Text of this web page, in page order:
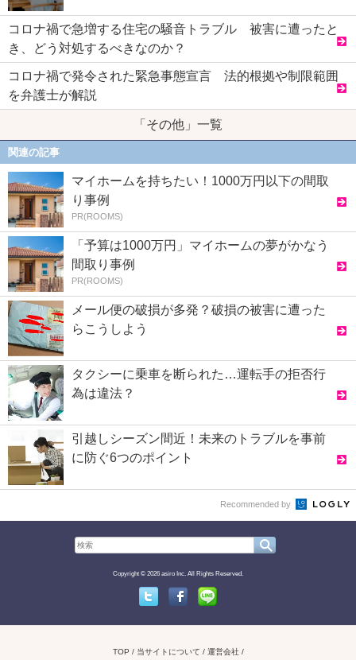
コロナ禍で急増する住宅の騒音トラブル 被害に遭ったと
き、どう対処するべきなのか？
コロナ禍で発令された緊急事態宣言 法的根拠や制限範囲
を弁護士が解説
「その他」一覧
関連の記事
マイホームを持ちたい！1000万円以下の間取
り事例
PR(ROOMS)
「予算は1000万円」マイホームの夢がかなう
間取り事例
PR(ROOMS)
メール便の破損が多発？破損の被害に遭った
らこうしよう
タクシーに乗車を断られた…運転手の拒否行
為は違法？
引越しシーズン間近！未来のトラブルを事前
に防ぐ6つのポイント
Recommended by
Copyright © 2026 asiro Inc. All Rights Reserved.
TOP 当サイトについて 運営会社